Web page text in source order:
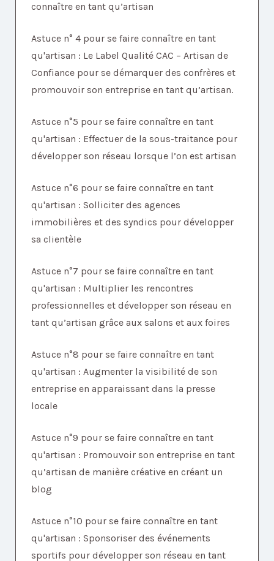
connaître en tant qu’artisan
Astuce n° 4 pour se faire connaître en tant
qu'artisan : Le Label Qualité CAC – Artisan de
Confiance pour se démarquer des confrères et
promouvoir son entreprise en tant qu’artisan.
Astuce n°5 pour se faire connaître en tant
qu'artisan : Effectuer de la sous-traitance pour
développer son réseau lorsque l’on est artisan
Astuce n°6 pour se faire connaître en tant
qu'artisan : Solliciter des agences
immobilières et des syndics pour développer
sa clientèle
Astuce n°7 pour se faire connaître en tant
qu'artisan : Multiplier les rencontres
professionnelles et développer son réseau en
tant qu’artisan grâce aux salons et aux foires
Astuce n°8 pour se faire connaître en tant
qu'artisan : Augmenter la visibilité de son
entreprise en apparaissant dans la presse
locale
Astuce n°9 pour se faire connaître en tant
qu'artisan : Promouvoir son entreprise en tant
qu’artisan de manière créative en créant un
blog
Astuce n°10 pour se faire connaître en tant
qu'artisan : Sponsoriser des événements
sportifs pour développer son réseau en tant